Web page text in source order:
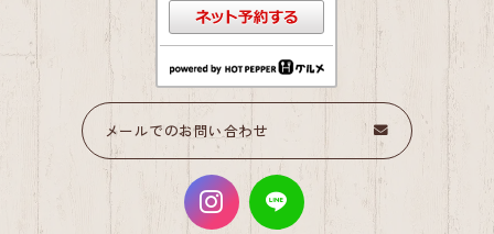
メールでのお問い合わせ